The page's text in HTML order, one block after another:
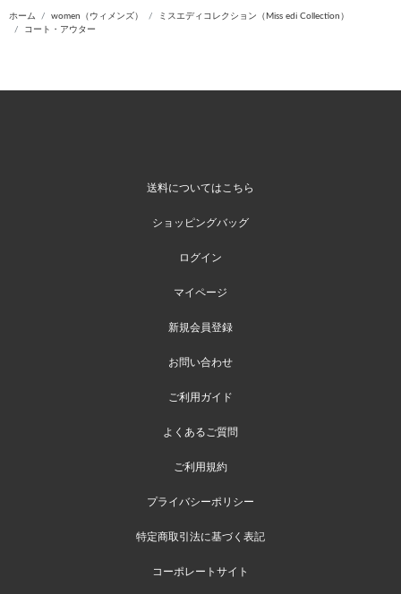
ホーム women（ウィメンズ）
ミスエディコレクション（Miss edi Collection）
コート・アウター
送料についてはこちら
ショッピングバッグ
ログイン
マイページ
新規会員登録
お問い合わせ
ご利用ガイド
よくあるご質問
ご利用規約
プライバシーポリシー
特定商取引法に基づく表記
コーポレートサイト